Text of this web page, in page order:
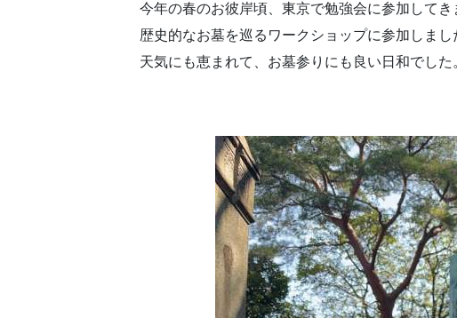
今年の春のお彼岸頃、東京で勉強会に参加して
歴史的なお墓を巡るワークショップに参加しま
天気にも恵まれて、お墓参りにも良い日和でした